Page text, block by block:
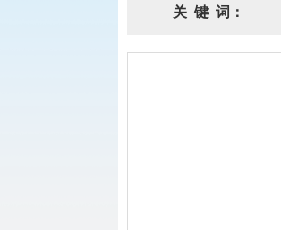
关 键 词：